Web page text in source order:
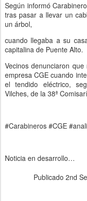
Según informó
tras pasar a llevar un
un árbol,
cuando llegaba a su
capitalina de Puente Alto.
Vecinos denunciaron
empresa CGE cuando
el tendido eléctrico,
Vilches, de la 38ª
#Carabineros #CGE
Noticia en desarrollo…
Publicado 2nd